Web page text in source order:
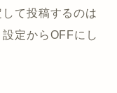
て投稿するのは
定からOFFにし